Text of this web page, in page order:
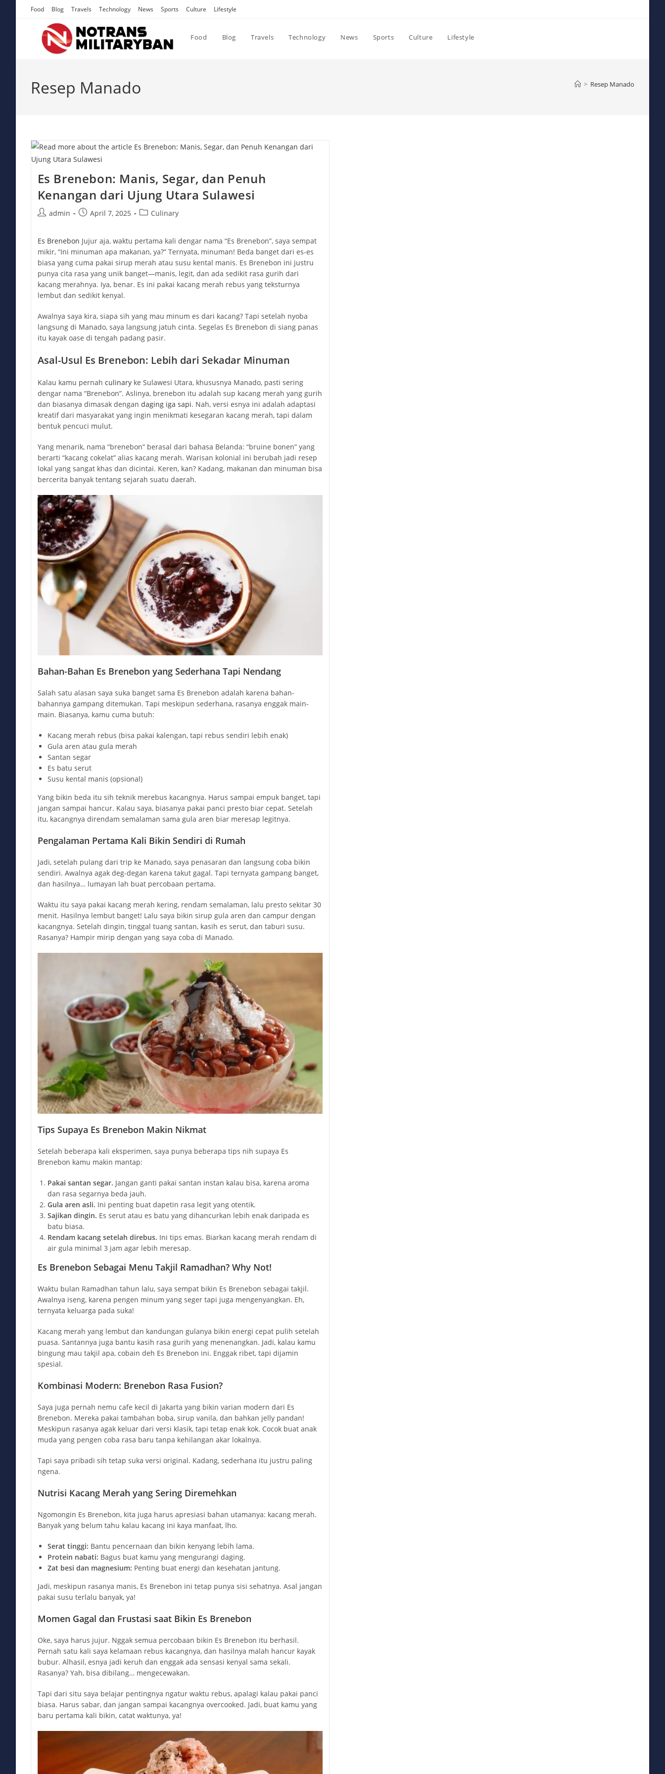
Food Blog Travels Technology News Sports Culture Lifestyle
Food Blog Travels Technology News Sports Culture Lifestyle
Resep Manado > Resep Manado
Es Brenebon: Manis, Segar, dan Penuh
Kenangan dari Ujung Utara Sulawesi
Postadmin
PostApril 7, 2025
PostCulinary
Es Brenebon Jujur aja, waktu pertama kali dengar nama “Es Brenebon”, saya sempat
mikir, “Ini minuman apa makanan, ya?” Ternyata, minuman! Beda banget dari es-es
biasa yang cuma pakai sirup merah atau susu kental manis. Es Brenebon ini justru
punya cita rasa yang unik banget—manis, legit, dan ada sedikit rasa gurih dari
kacang merahnya. Iya, benar. Es ini pakai kacang merah rebus yang teksturnya
lembut dan sedikit kenyal.
Awalnya saya kira, siapa sih yang mau minum es dari kacang? Tapi setelah nyoba
langsung di Manado, saya langsung jatuh cinta. Segelas Es Brenebon di siang panas
itu kayak oase di tengah padang pasir.
Asal-Usul Es Brenebon: Lebih dari Sekadar Minuman
Kalau kamu pernah culinaryke Sulawesi Utara, khususnya Manado, pasti sering
dengar nama “Brenebon”. Aslinya, brenebon itu adalah sup kacang merah yang gurih
dan biasanya dimasak dengan daging iga sapi. Nah, versi esnya ini adalah adaptasi
kreatif dari masyarakat yang ingin menikmati kesegaran kacang merah, tapi dalam
bentuk pencuci mulut.
Yang menarik, nama “brenebon” berasal dari bahasa Belanda: “bruine bonen” yang
berarti “kacang cokelat” alias kacang merah. Warisan kolonial ini berubah jadi resep
lokal yang sangat khas dan dicintai. Keren, kan? Kadang, makanan dan minuman bisa
bercerita banyak tentang sejarah suatu daerah.
Bahan-Bahan Es Brenebon yang Sederhana Tapi Nendang
Salah satu alasan saya suka banget sama Es Brenebon adalah karena bahan-
bahannya gampang ditemukan. Tapi meskipun sederhana, rasanya enggak main-
main. Biasanya, kamu cuma butuh:
Kacang merah rebus (bisa pakai kalengan, tapi rebus sendiri lebih enak)
Gula aren atau gula merah
Santan segar
Es batu serut
Susu kental manis (opsional)
Yang bikin beda itu sih teknik merebus kacangnya. Harus sampai empuk banget, tapi
jangan sampai hancur. Kalau saya, biasanya pakai panci presto biar cepat. Setelah
itu, kacangnya direndam semalaman sama gula aren biar meresap legitnya.
Pengalaman Pertama Kali Bikin Sendiri di Rumah
Jadi, setelah pulang dari trip ke Manado, saya penasaran dan langsung coba bikin
sendiri. Awalnya agak deg-degan karena takut gagal. Tapi ternyata gampang banget,
dan hasilnya… lumayan lah buat percobaan pertama.
Waktu itu saya pakai kacang merah kering, rendam semalaman, lalu presto sekitar 30
menit. Hasilnya lembut banget! Lalu saya bikin sirup gula aren dan campur dengan
kacangnya. Setelah dingin, tinggal tuang santan, kasih es serut, dan taburi susu.
Rasanya? Hampir mirip dengan yang saya coba di Manado.
Tips Supaya Es Brenebon Makin Nikmat
Setelah beberapa kali eksperimen, saya punya beberapa tips nih supaya Es
Brenebon kamu makin mantap:
Pakai santan segar. Jangan ganti pakai santan instan kalau bisa, karena aroma
dan rasa segarnya beda jauh.
Gula aren asli. Ini penting buat dapetin rasa legit yang otentik.
Sajikan dingin. Es serut atau es batu yang dihancurkan lebih enak daripada es
batu biasa.
Rendam kacang setelah direbus. Ini tips emas. Biarkan kacang merah rendam di
air gula minimal 3 jam agar lebih meresap.
Es Brenebon Sebagai Menu Takjil Ramadhan? Why Not!
Waktu bulan Ramadhan tahun lalu, saya sempat bikin Es Brenebon sebagai takjil.
Awalnya iseng, karena pengen minum yang seger tapi juga mengenyangkan. Eh,
ternyata keluarga pada suka!
Kacang merah yang lembut dan kandungan gulanya bikin energi cepat pulih setelah
puasa. Santannya juga bantu kasih rasa gurih yang menenangkan. Jadi, kalau kamu
bingung mau takjil apa, cobain deh Es Brenebon ini. Enggak ribet, tapi dijamin
spesial.
Kombinasi Modern: Brenebon Rasa Fusion?
Saya juga pernah nemu cafe kecil di Jakarta yang bikin varian modern dari Es
Brenebon. Mereka pakai tambahan boba, sirup vanila, dan bahkan jelly pandan!
Meskipun rasanya agak keluar dari versi klasik, tapi tetap enak kok. Cocok buat anak
muda yang pengen coba rasa baru tanpa kehilangan akar lokalnya.
Tapi saya pribadi sih tetap suka versi original. Kadang, sederhana itu justru paling
ngena.
Nutrisi Kacang Merah yang Sering Diremehkan
Ngomongin Es Brenebon, kita juga harus apresiasi bahan utamanya: kacang merah.
Banyak yang belum tahu kalau kacang ini kaya manfaat, lho.
Serat tinggi: Bantu pencernaan dan bikin kenyang lebih lama.
Protein nabati: Bagus buat kamu yang mengurangi daging.
Zat besi dan magnesium: Penting buat energi dan kesehatan jantung.
Jadi, meskipun rasanya manis, Es Brenebon ini tetap punya sisi sehatnya. Asal jangan
pakai susu terlalu banyak, ya!
Momen Gagal dan Frustasi saat Bikin Es Brenebon
Oke, saya harus jujur. Nggak semua percobaan bikin Es Brenebon itu berhasil.
Pernah satu kali saya kelamaan rebus kacangnya, dan hasilnya malah hancur kayak
bubur. Alhasil, esnya jadi keruh dan enggak ada sensasi kenyal sama sekali.
Rasanya? Yah, bisa dibilang… mengecewakan.
Tapi dari situ saya belajar pentingnya ngatur waktu rebus, apalagi kalau pakai panci
biasa. Harus sabar, dan jangan sampai kacangnya overcooked. Jadi, buat kamu yang
baru pertama kali bikin, catat waktunya, ya!